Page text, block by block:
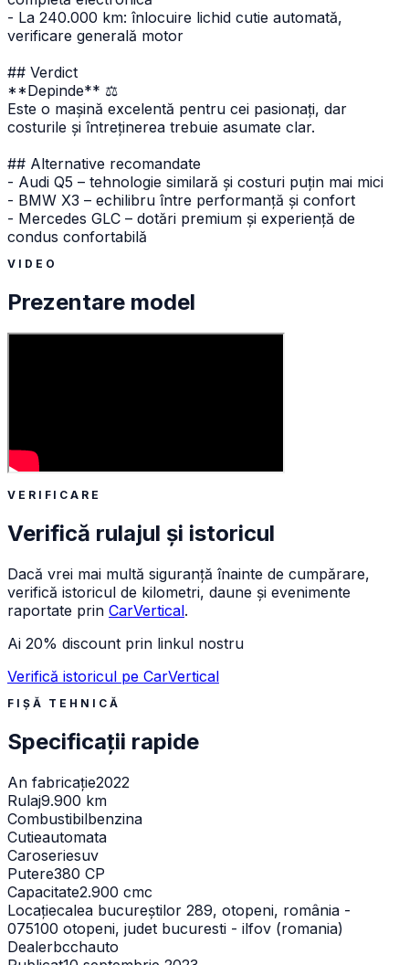
- La 240.000 km: înlocuire lichid cutie automată,
verificare generală motor
## Verdict
**Depinde** ⚖️
Este o mașină excelentă pentru cei pasionați, dar
costurile și întreținerea trebuie asumate clar.
## Alternative recomandate
- Audi Q5 – tehnologie similară și costuri puțin mai mici
- BMW X3 – echilibru între performanță și confort
- Mercedes GLC – dotări premium și experiență de
condus confortabilă
VIDEO
Prezentare model
VERIFICARE
Verifică rulajul și istoricul
Dacă vrei mai multă siguranță înainte de cumpărare,
verifică istoricul de kilometri, daune și evenimente
raportate prin CarVertical.
Ai 20% discount prin linkul nostru
Verifică istoricul pe CarVertical
FIȘĂ TEHNICĂ
Specificații rapide
An fabricație2022
Rulaj9.900 km
Combustibilbenzina
Cutieautomata
Caroseriesuv
Putere380 CP
Capacitate2.900 cmc
Locațiecalea bucureștilor 289, otopeni, românia -
075100 otopeni, judet bucuresti - ilfov (romania)
Dealerbcchauto